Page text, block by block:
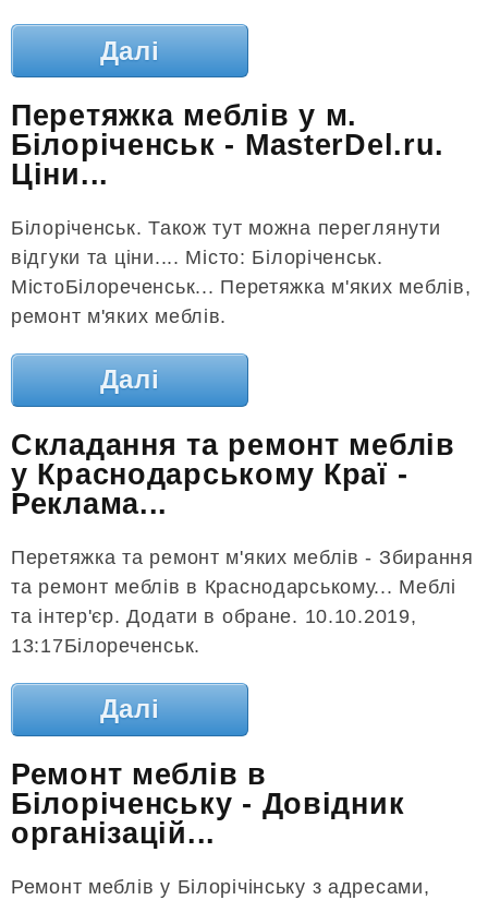
Далі
Перетяжка меблів у м.
Білоріченськ - MasterDel.ru.
Ціни...
Білоріченськ. Також тут можна переглянути
відгуки та ціни.... Місто: Білоріченськ.
МістоБілореченськ... Перетяжка м'яких меблів,
ремонт м'яких меблів.
Далі
Складання та ремонт меблів
у Краснодарському Краї -
Реклама...
Перетяжка та ремонт м'яких меблів - Збирання
та ремонт меблів в Краснодарському... Меблі
та інтер'єр. Додати в обране. 10.10.2019,
13:17Білореченськ.
Далі
Ремонт меблів в
Білоріченську - Довідник
організацій...
Ремонт меблів у Білорічінську з адресами,